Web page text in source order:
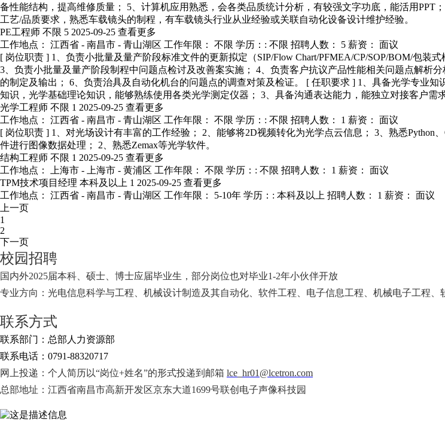
备性能结构，提高维修质量； 5、计算机应用熟悉，会各类品质统计分析，有较强文字功底，能活用
工艺/品质要求，熟悉车载镜头的制程，有车载镜头行业从业经验或关联自动化设备设计维护经验。
PE工程师 不限 5 2025-09-25 查看更多
工作地点： 江西省 - 南昌市 - 青山湖区 工作年限： 不限 学历：: 不限 招聘人数： 5 薪资： 面议
[ 岗位职责 ] 1、负责小批量及量产阶段标准文件的更新拟定（SIP/Flow Chart/PFMEA/CP/SOP/BOM/包
3、负责小批量及量产阶段制程中问题点检讨及改善案实施； 4、负责客户抗议产品性能相关问题点解析
的制定及输出； 6、负责治具及自动化机台的问题点的调查对策及检证。 [ 任职要求 ] 1、具备光学专业
知识，光学基础理论知识，能够熟练使用各类光学测定仪器； 3、具备沟通表达能力，能独立对接客户需
光学工程师 不限 1 2025-09-25 查看更多
工作地点： 江西省 - 南昌市 - 青山湖区 工作年限： 不限 学历：: 不限 招聘人数： 1 薪资： 面议
[ 岗位职责 ] 1、对光场设计有丰富的工作经验； 2、能够将2D视频转化为光学点云信息； 3、熟悉Python
件进行图像数据处理； 2、熟悉Zemax等光学软件。
结构工程师 不限 1 2025-09-25 查看更多
工作地点： 上海市 - 上海市 - 黄浦区 工作年限： 不限 学历：: 不限 招聘人数： 1 薪资： 面议
TPM技术项目经理 本科及以上 1 2025-09-25 查看更多
工作地点： 江西省 - 南昌市 - 青山湖区 工作年限： 5-10年 学历：: 本科及以上 招聘人数： 1 薪资： 面议
上一页
1
2
下一页
校园招聘
国内外2025届本科、硕士、博士应届毕业生，部分岗位也对毕业1-2年小伙伴开放
专业方向：光电信息科学与工程、机械设计制造及其自动化、软件工程、电子信息工程、机械电子工程
联系方式
联系部门：总部人力资源部
联系电话：0791-88320717
网上投递：个人简历以“岗位+姓名”的形式投递到邮箱 lce_hr01@lcetron.com
总部地址：江西省南昌市高新开发区京东大道1699号联创电子声像科技园